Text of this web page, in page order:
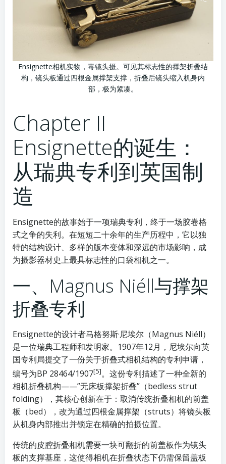
Ensignette相机实物，毒镜头摄。可见其标志性的撑架折叠结
构，镜头板通过四根金属撑架支撑，折叠后镜头缩入机身内
部，极为紧凑。
Chapter II
Ensignette的诞生：
从瑞典专利到英国制
造
Ensignette的故事始于一项瑞典专利，终于一场胶卷格
式之争的失利。在短短二十余年的生产历程中，它以独
特的结构设计、多样的版本变体和深远的市场影响，成
为摄影器材史上最具标志性的口袋相机之一。
一、Magnus Niéll与撑架
折叠专利
Ensignette的设计者马格努斯·尼埃尔（Magnus Niéll）
是一位瑞典工程师和发明家。1907年12月，尼埃尔向英
国专利局提交了一份关于折叠式相机结构的专利申请，
编号为BP 28464/1907[5]。这份专利描述了一种全新的
相机折叠机构——”无床板撑架折叠”（bedless strut
folding），其核心创新在于：取消传统折叠相机的前盖
板（bed），改为通过四根金属撑架（struts）将镜头板
从机身内部推出并锁定在精确的拍摄位置。
传统的皮腔折叠相机需要一块可翻折的前盖板作为镜头
板的支撑基座，这使得相机在折叠状态下仍需保留盖板